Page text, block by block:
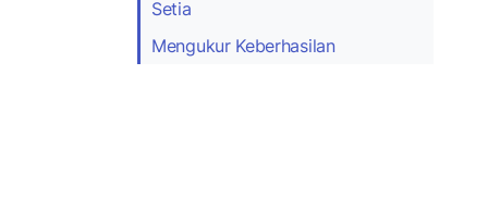
Setia
Mengukur Keberhasilan